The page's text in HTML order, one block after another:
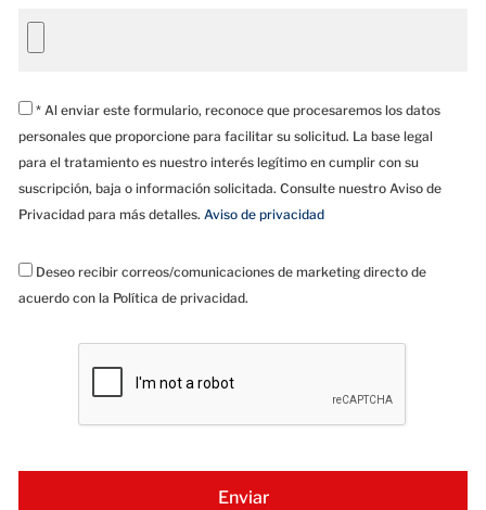
* Al enviar este formulario, reconoce que procesaremos los datos
personales que proporcione para facilitar su solicitud. La base legal
para el tratamiento es nuestro interés legítimo en cumplir con su
suscripción, baja o información solicitada. Consulte nuestro Aviso de
Privacidad para más detalles. Aviso de privacidad
Deseo recibir correos/comunicaciones de marketing directo de
acuerdo con la Política de privacidad.